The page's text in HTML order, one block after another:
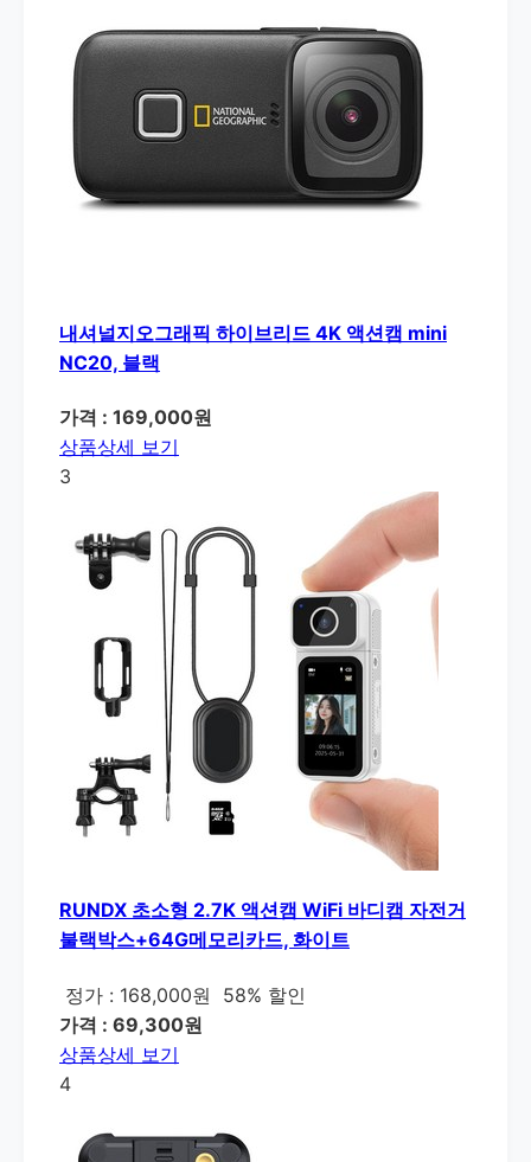
내셔널지오그래픽 하이브리드 4K 액션캠 mini
NC20, 블랙
가격 : 169,000원
상품상세 보기
3
RUNDX 초소형 2.7K 액션캠 WiFi 바디캠 자전거
불랙박스+64G메모리카드, 화이트
정가 : 168,000원
58% 할인
가격 : 69,300원
상품상세 보기
4